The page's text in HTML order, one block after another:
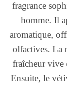
fragrance
homme. Il
aromatique,
olfactives. La
fraîcheur vive
Ensuite, le